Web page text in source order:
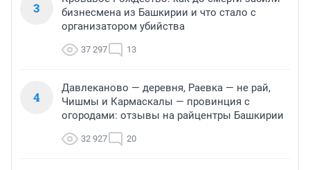
3
бизнесмена из Башкирии и что стало с
организатором убийства
37 297 13
4
Давлеканово — деревня, Раевка — не рай,
Чишмы и Кармаскалы — провинция с
огородами: отзывы на райцентры Башкирии
32 927 20